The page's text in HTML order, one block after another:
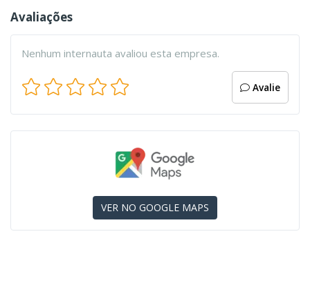
Avaliações
Nenhum internauta avaliou esta empresa.
Avalie
VER NO GOOGLE MAPS